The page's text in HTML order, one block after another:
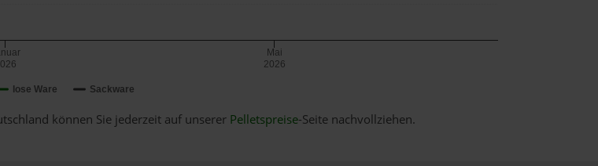
lose Ware Sackware
Mai
2026
können Sie jederzeit auf unserer Pelletspreise-Seite nachvollziehen.